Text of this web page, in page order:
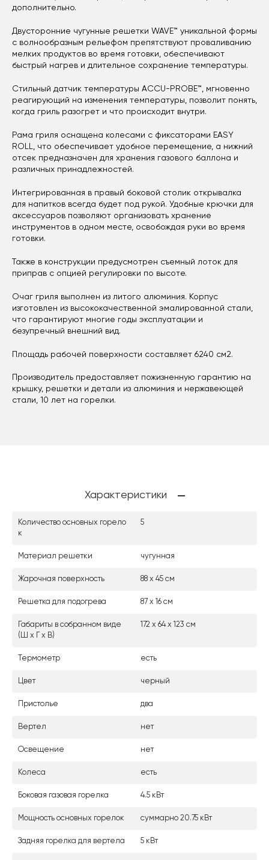
дополнительно.
Двусторонние чугунные решетки WAVE™ уникальной формы
с волнообразным рельефом препятствуют проваливанию
мелких продуктов во время готовки, обеспечивают
быстрый нагрев и длительное сохранение температуры.
Стильный датчик температуры ACCU-PROBE™, мгновенно
реагирующий на изменения температуры, позволит понять,
когда гриль разогрет и что происходит внутри.
Рама гриля оснащена колесами с фиксаторами EASY
ROLL, что обеспечивает удобное перемещение, а нижний
отсек предназначен для хранения газового баллона и
различных принадлежностей.
Интегрированная в правый боковой столик открывалка
для напитков всегда будет под рукой. Удобные крючки для
аксессуаров позволяют организовать хранение
инструментов в одном месте, освобождая руки во время
готовки.
Также в конструкции предусмотрен съемный лоток для
приправ с опцией регулировки по высоте.
Очаг гриля выполнен из литого алюминия. Корпус
изготовлен из высококачественной эмалированной стали,
что гарантируют многие годы эксплуатации и
безупречный внешний вид.
Площадь рабочей поверхности составляет 6240 см2.
Производитель предоставляет пожизненную гарантию на
крышку, решетки и детали из алюминия и нержавеющей
стали, 10 лет на горелки.
Характеристики
Количество основных горело
к
5
Материал решетки чугунная
Жарочная поверхность 88 х 45 см
Решетка для подогрева 87 х 16 см
Габариты в собранном виде
(Ш х Г х В)
172 х 64 х 123 см
Термометр есть
Цвет черный
Пристолье два
Вертел нет
Освещение нет
Колеса есть
Боковая газовая горелка 4.5 кВт
Мощность основных горелок суммарно 20.75 кВт
Задняя горелка для вертела 5 кВт